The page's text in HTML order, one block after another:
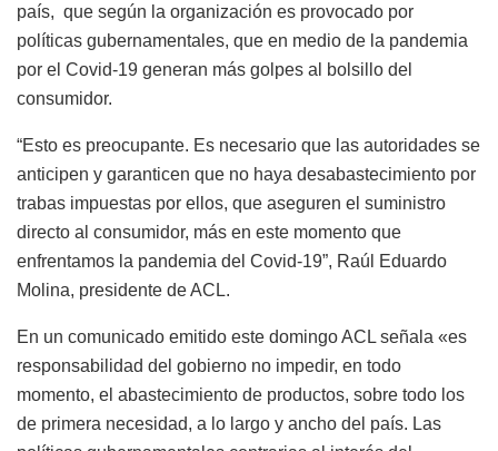
país, que según la organización es provocado por
políticas gubernamentales, que en medio de la pandemia
por el Covid-19 generan más golpes al bolsillo del
consumidor.
“Esto es preocupante. Es necesario que las autoridades se
anticipen y garanticen que no haya desabastecimiento por
trabas impuestas por ellos, que aseguren el suministro
directo al consumidor, más en este momento que
enfrentamos la pandemia del Covid-19”, Raúl Eduardo
Molina, presidente de ACL.
En un comunicado emitido este domingo ACL señala «es
responsabilidad del gobierno no impedir, en todo
momento, el abastecimiento de productos, sobre todo los
de primera necesidad, a lo largo y ancho del país. Las